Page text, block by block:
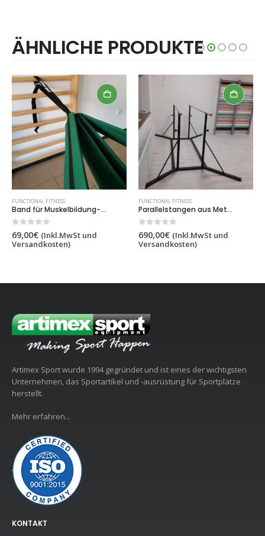
ÄHNLICHE PRODUKTE
FUNCTIONAL FITNESS
Band für Muskelbildung-Russische Gürtel,artikelnr 7530
0out of 5
69,00€ (Inkl.MwSt und
Versandkosten)
FUNCTIONAL FITNESS
Parallelstangen aus Metall höhen- und breitenverstellbar Artikelnr. 77799
0out of 5
690,00€ (Inkl.MwSt und
Versandkosten)
Artimex Sport wurde 1994 gegründet und ist eines der wichtigsten
Unternehmen, das Sportartikel und -ausrüstung für Sportplätze
herstellt.
Mehr erfahren...
KONTAKT